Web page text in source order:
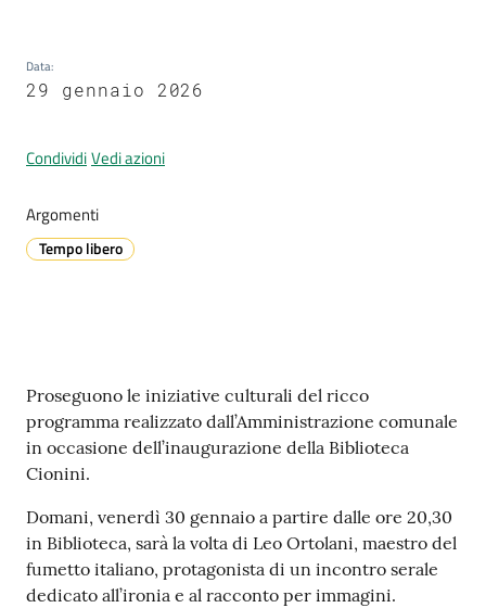
e
r
a
e
t
e
s
i
t
S
a
s
s
u
Data:
29 gennaio 2026
CondividiVedi azioni
Argomenti
Tempo libero
Contenuto
Proseguono le iniziative culturali del ricco
programma realizzato dall’Amministrazione comunale
in occasione dell’inaugurazione della Biblioteca
Cionini.
Domani, venerdì 30 gennaio a partire dalle ore 20,30
in Biblioteca, sarà la volta di Leo Ortolani, maestro del
fumetto italiano, protagonista di un incontro serale
dedicato all’ironia e al racconto per immagini.